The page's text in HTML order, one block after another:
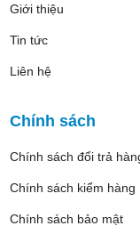
Giới thiệu
Tin tức
Liên hệ
Chính sách
Chính sách đổi trả
Chính sách kiểm hàng
Chính sách bảo mật